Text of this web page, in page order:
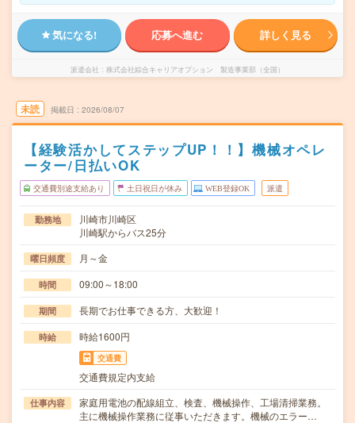
気になる! 応募へ進む 詳しく見る
派遣会社 株式会社綜合キャリアオプション 製造事業部（全国）
未読 掲載日 2026/08/07
【経験活かしてステップUP！！】機械オペレ
ーター/日払いOK
交通費別途支給あり 土日祝日が休み WEB登録OK 派遣
勤務地
川崎市川崎区
川崎駅からバス25分
曜日頻度 月～金
時間 09:00～18:00
期間 長期でお仕事できる方、大歓迎！
時給 時給1600円
交通費
交通費規定内支給
仕事内容
家庭用電池の配線組立、検査、機械操作、工場清掃業務。
主に機械操作業務に従事いただきます。機械のエラー…